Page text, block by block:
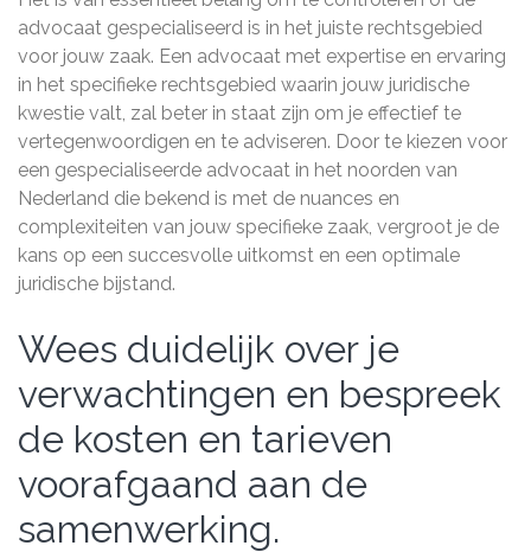
advocaat gespecialiseerd is in het juiste rechtsgebied
voor jouw zaak. Een advocaat met expertise en ervaring
in het specifieke rechtsgebied waarin jouw juridische
kwestie valt, zal beter in staat zijn om je effectief te
vertegenwoordigen en te adviseren. Door te kiezen voor
een gespecialiseerde advocaat in het noorden van
Nederland die bekend is met de nuances en
complexiteiten van jouw specifieke zaak, vergroot je de
kans op een succesvolle uitkomst en een optimale
juridische bijstand.
Wees duidelijk over je
verwachtingen en bespreek
de kosten en tarieven
voorafgaand aan de
samenwerking.